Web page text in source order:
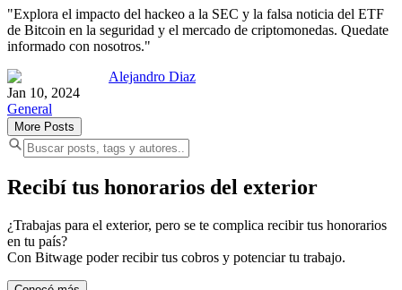
"Explora el impacto del hackeo a la SEC y la falsa noticia del ETF
de Bitcoin en la seguridad y el mercado de criptomonedas. Quedate
informado con nosotros."
Alejandro Diaz
Jan 10, 2024
General
More Posts
Recibí tus honorarios del exterior
¿Trabajas para el exterior, pero se te complica recibir tus honorarios
en tu país?
Con Bitwage poder recibir tus cobros y potenciar tu trabajo.